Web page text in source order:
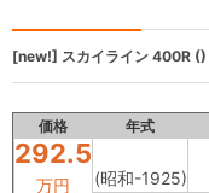
[new!] スカイライン 400R ()
価格 年式
292.5
万円 (昭和-1925)